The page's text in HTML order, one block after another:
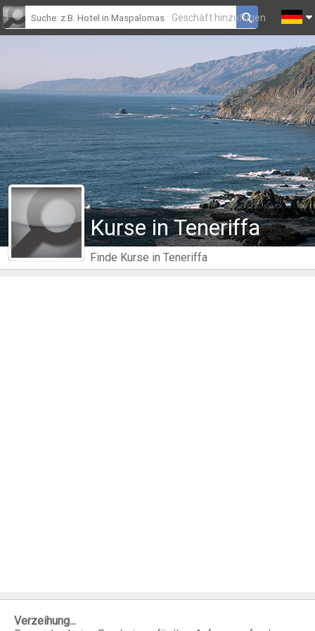
Geschäft hinzufügen
Kurse in Teneriffa
Finde Kurse in Teneriffa
Verzeihung...